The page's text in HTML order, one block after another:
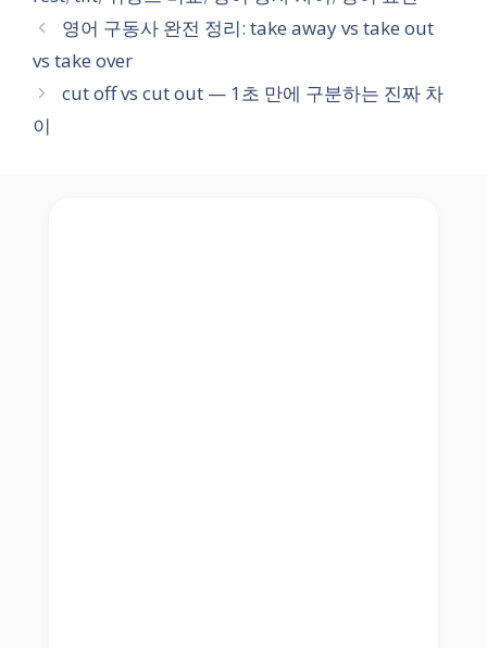
영어 구동사 완전 정리: take away vs take out
vs take over
cut off vs cut out — 1초 만에 구분하는 진짜 차
이